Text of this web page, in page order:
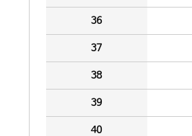
36
37
38
39
40